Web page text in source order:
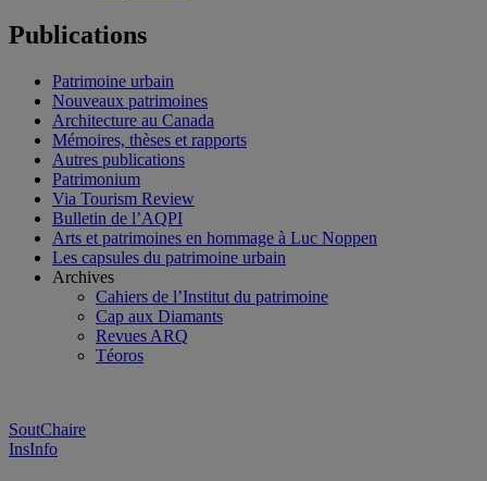
Publications
Patrimoine urbain
Nouveaux patrimoines
Architecture au Canada
Mémoires, thèses et rapports
Autres publications
Patrimonium
Via Tourism Review
Bulletin de l’AQPI
Arts et patrimoines en hommage à Luc Noppen
Les capsules du patrimoine urbain
Archives
Cahiers de l’Institut du patrimoine
Cap aux Diamants
Revues ARQ
Téoros
SoutChaire
InsInfo